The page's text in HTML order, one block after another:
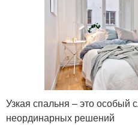
Узкая спальня – это особый
неординарных решений